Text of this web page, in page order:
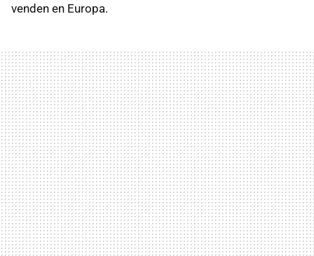
venden en Europa.